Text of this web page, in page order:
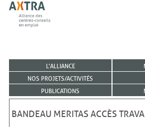
L’ALLIANCE
NOS PROJETS/ACTIVITÉS
PUBLICATIONS
BANDEAU MERITAS ACCÈS